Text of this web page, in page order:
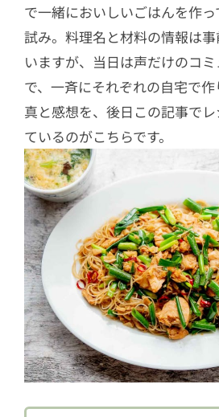
で一緒においしいごはんを作
試み。料理名と材料の情報は
いますが、当日は声だけのコ
で、一斉にそれぞれの自宅で
真と感想を、後日この記事で
ているのがこちらです。